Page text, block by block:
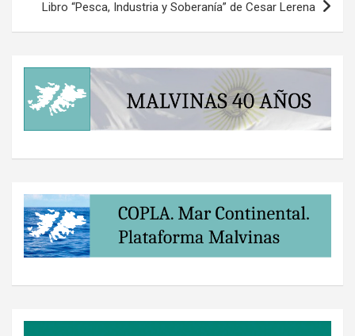
Libro “Pesca, Industria y Soberanía” de Cesar Lerena